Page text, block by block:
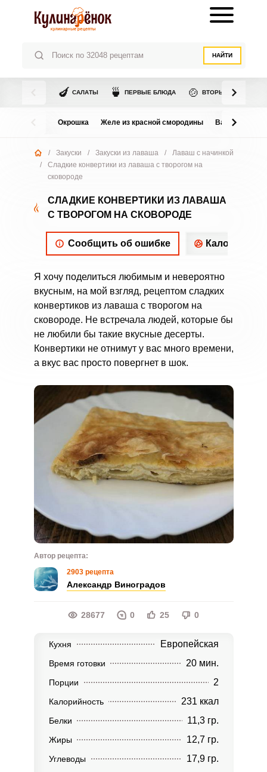
НАЙТИ
🍆 САЛАТЫ 🍵 ПЕРВЫЕ БЛЮДА 🍲 ВТОРЫЕ БЛЮДА
Окрошка Желе из красной смородины Варенье из
/ Закуски / Закуски из лаваша /
Лаваш с начинкой
/
Сладкие конвертики из лаваша с творогом на
сковороде
СЛАДКИЕ КОНВЕРТИКИ ИЗ ЛАВАША
С ТВОРОГОМ НА СКОВОРОДЕ
Сообщить об ошибке
Я хочу поделиться любимым и невероятно
вкусным, на мой взгляд, рецептом сладких
конвертиков из лаваша с творогом на
сковороде. Не встречала людей, которые бы
не любили бы такие вкусные десерты.
Конвертики не отнимут у вас много времени,
а вкус вас просто повергнет в шок.
Автор рецепта:
2903 рецепта
Александр Виноградов
28677 0 25 0
Кухня Европейская
Время готовки 20 мин.
Порции 2
Калорийность 231 ккал
Белки 11,3 гр.
Жиры 12,7 гр.
Углеводы 17,9 гр.